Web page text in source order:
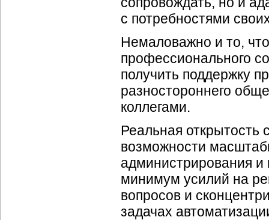
с потребностями
Немаловажно и то,
профессионального
получить поддержку
разностороннего
коллегами.
Реальная открытость
возможности
администрирования и
минимум усилий на
вопросов и
задачах